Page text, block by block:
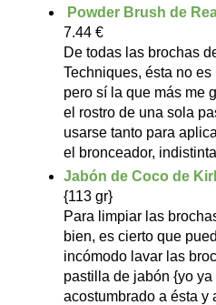
Powder Brush de
7.44 €
De todas las brochas
Techniques, ésta no
pero sí la que más me
el rostro de una sola
usarse tanto para
el bronceador,
Jabón de Coco de
{113 gr}
Para limpiar las
bien, es cierto que
incómodo lavar las
pastilla de jabón {yo ya
acostumbrado a ésta y